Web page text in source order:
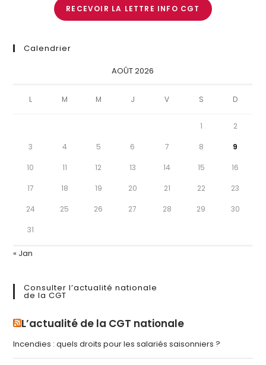
RECEVOIR LA LETTRE INFO CGT
Calendrier
AOÛT 2026
L M M J V S D
1 2
3 4 5 6 7 8 9
10 11 12 13 14 15 16
17 18 19 20 21 22 23
24 25 26 27 28 29 30
31
« Jan
Consulter l’actualité nationale
de la CGT
L’actualité de la CGT nationale
Incendies : quels droits pour les salariés saisonniers ?